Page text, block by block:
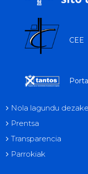
CEE
Nola lagundu
Prentsa
Transparencia
Parrokiak